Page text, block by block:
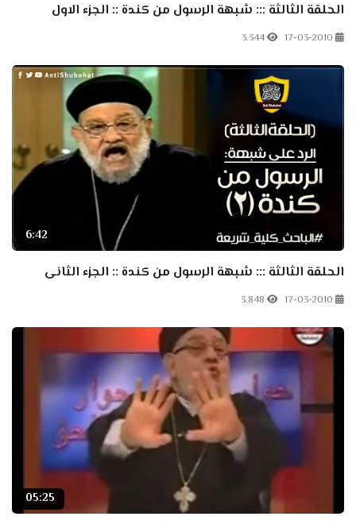
الحلقة الثالثة ::: شبهة الرسول من كندة :: الجزء الاول
17-03-2010
3.344
6:42
الحلقة الثالثة ::: شبهة الرسول من كندة :: الجزء الثانى
17-03-2010
3.848
05:25